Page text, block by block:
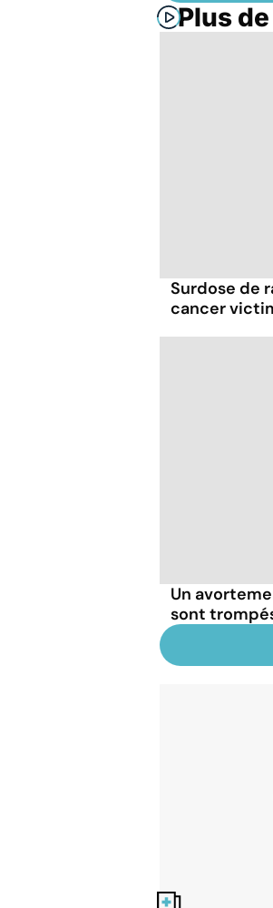
Plus
Surdose de
cancer
Un
sont